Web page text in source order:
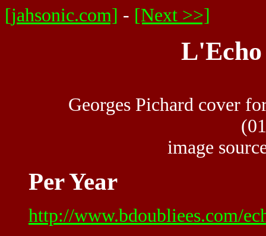
[jahsonic.com] - [Next >>]
L'Echo
Georges Pichard cover
image
Per Year
http://www.bdoubliees.com/